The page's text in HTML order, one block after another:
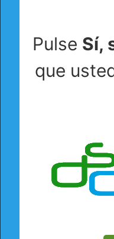
Pulse Sí,
que